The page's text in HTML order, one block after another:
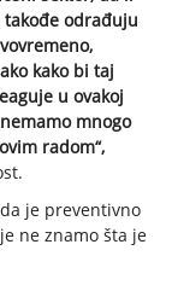
odrađuju
kako bi taj
u ovakoj
mnogo
radom“,
je preventivno
ne znamo šta je